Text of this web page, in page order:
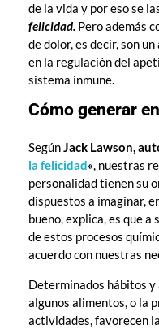
de la vida y por eso se
felicidad. Pero además
de dolor, es decir, son
en la regulación del
sistema inmune.
Cómo generar
SegúnJack Lawson,
la felicidad«, nuestras
personalidad tienen su
dispuestos a imaginar,
bueno, explica, es que a
de estos procesos
acuerdo con nuestras
Determinados hábitos y
algunos alimentos, o la
actividades, favorecen